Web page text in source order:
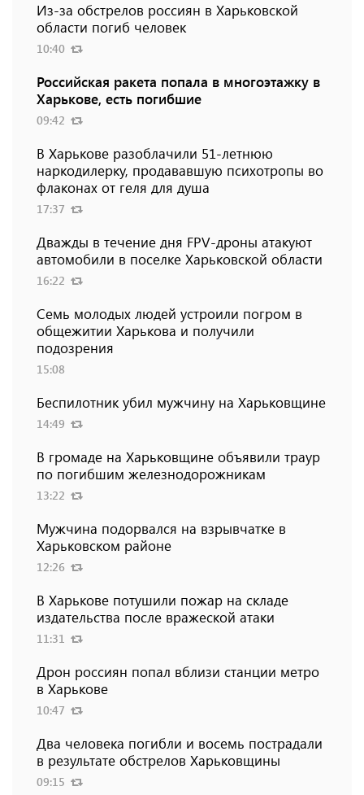
Из-за обстрелов россиян в Харьковской
области погиб человек
10:40
Российская ракета попала в многоэтажку в
Харькове, есть погибшие
09:42
В Харькове разоблачили 51-летнюю
наркодилерку, продававшую психотропы во
флаконах от геля для душа
17:37
Дважды в течение дня FPV-дроны атакуют
автомобили в поселке Харьковской области
16:22
Семь молодых людей устроили погром в
общежитии Харькова и получили
подозрения
15:08
Беспилотник убил мужчину на Харьковщине
14:49
В громаде на Харьковщине объявили траур
по погибшим железнодорожникам
13:22
Мужчина подорвался на взрывчатке в
Харьковском районе
12:26
В Харькове потушили пожар на складе
издательства после вражеской атаки
11:31
Дрон россиян попал вблизи станции метро
в Харькове
10:47
Два человека погибли и восемь пострадали
в результате обстрелов Харьковщины
09:15